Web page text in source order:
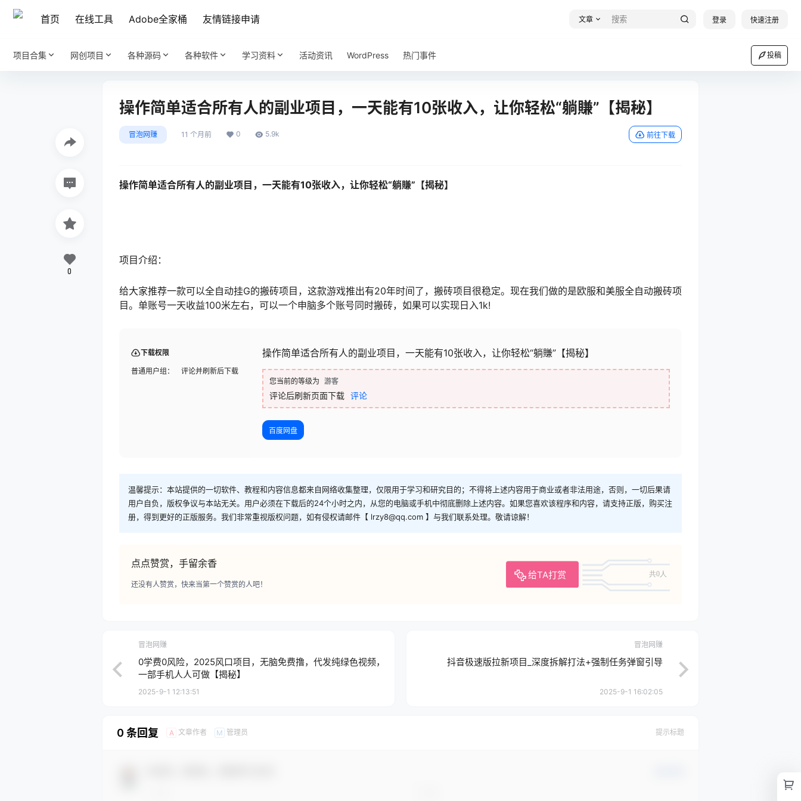
首页 在线工具 Adobe全家桶 友情链接申请 文章 登录 快速注册
项目合集 网创项目 各种源码 各种软件 学习资料 活动资讯 WordPress 热门事件 投稿
操作简单适合所有人的副业项目，一天能有10张收入，让你轻松“躺賺”【揭秘】
冒泡网赚 11 个月前 0 5.9k 前往下载
操作简单适合所有人的副业项目，一天能有10张收入，让你轻松“躺賺”【揭秘】
项目介绍：
给大家推荐一款可以全自动挂G的搬砖项目，这款游戏推出有20年时间了，搬砖项目很稳定。现在我们做的是欧服和美服全自动搬砖项
目。单账号一天收益100米左右，可以一个申脑多个账号同时搬砖，如果可以实现日入1k!
下载权限
普通用户组： 评论并刷新后下载
操作简单适合所有人的副业项目，一天能有10张收入，让你轻松“躺賺”【揭秘】
您当前的等级为 游客
评论后刷新页面下载 评论
百度网盘
温馨提示：本站提供的一切软件、教程和内容信息都来自网络收集整理，仅限用于学习和研究目的；不得将上述内容用于商业或者非法用途，否则，一切后果请
用户自负，版权争议与本站无关。用户必须在下载后的24个小时之内，从您的电脑或手机中彻底删除上述内容。如果您喜欢该程序和内容，请支持正版，购买注
册，得到更好的正版服务。我们非常重视版权问题，如有侵权请邮件【 lrzy8@qq.com 】与我们联系处理。敬请谅解！
点点赞赏，手留余香
给TA打赏 共0人
还没有人赞赏，快来当第一个赞赏的人吧！
0
冒泡网赚
0学费0风险，2025风口项目，无脑免费撸，代发纯绿色视频，
一部手机人人可做【揭秘】
2025-9-1 12:13:51
冒泡网赚
抖音极速版拉新项目_深度拆解打法+强制任务弹窗引导
2025-9-1 16:02:05
0 条回复 A 文章作者 M 管理员 提示标题